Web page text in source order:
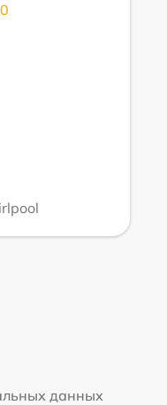
данных